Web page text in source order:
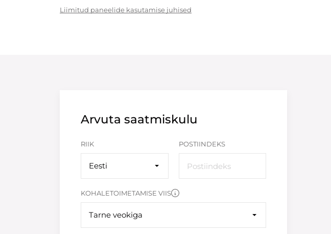
Liimitud paneelide kasutamise juhised
Arvuta saatmiskulu
RIIK
Eesti
POSTIINDEKS
KOHALETOIMETAMISE VIIS
Tarne veokiga